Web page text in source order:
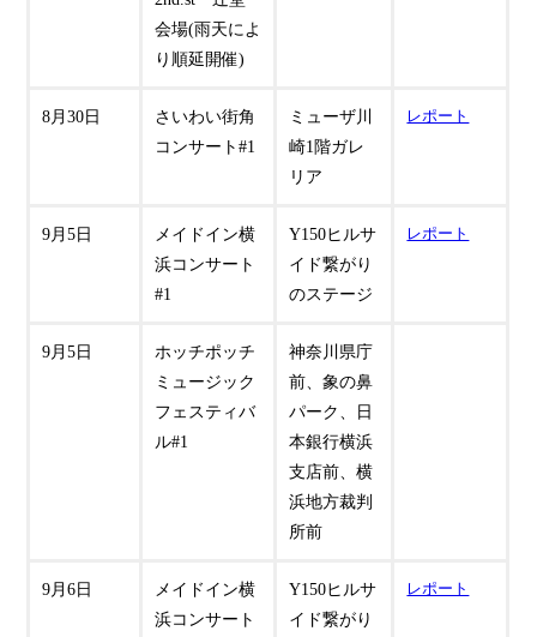
会場(雨天によ
り順延開催)
8月30日
さいわい街角
コンサート#1
ミューザ川
崎1階ガレ
リア
レポート
9月5日
メイドイン横
浜コンサート
#1
Y150ヒルサ
イド繋がり
のステージ
レポート
9月5日
ホッチポッチ
ミュージック
フェスティバ
ル#1
神奈川県庁
前、象の鼻
パーク、日
本銀行横浜
支店前、横
浜地方裁判
所前
9月6日
メイドイン横
浜コンサート
Y150ヒルサ
イド繋がり
レポート